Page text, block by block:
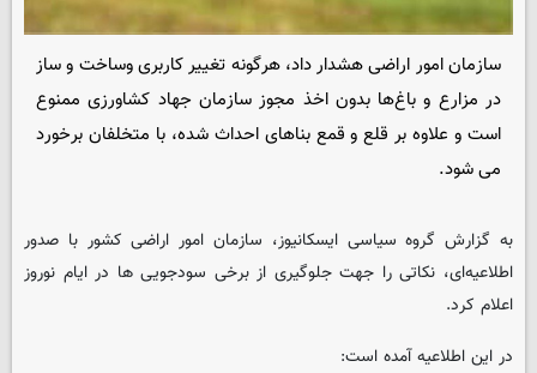
سازمان امور اراضی هشدار داد، هرگونه تغییر کاربری وساخت و ساز
در مزارع و باغ‌ها بدون اخذ مجوز سازمان جهاد کشاورزی ممنوع
است و علاوه بر قلع و قمع بناهای احداث شده، با متخلفان برخورد
می شود.
به گزارش گروه سیاسی ایسکانیوز، سازمان امور اراضی کشور با صدور
اطلاعیه‌ای، نکاتی را جهت جلوگیری از برخی سودجویی ها در ایام نوروز
اعلام کرد.
در این اطلاعیه آمده است: